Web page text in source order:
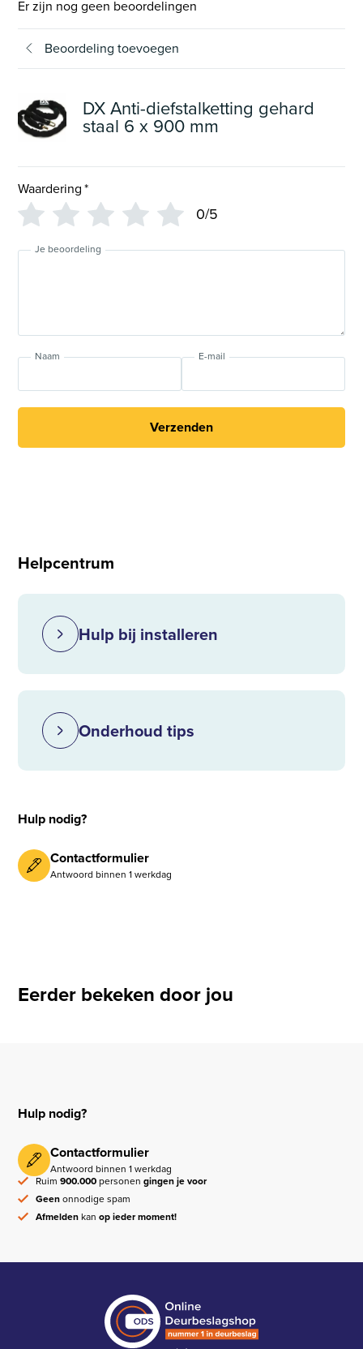
Er zijn nog geen beoordelingen
Beoordeling toevoegen
DX Anti-diefstalketting gehard
staal 6 x 900 mm
Waardering*
0/5
Je beoordeling
Naam E-mail
Verzenden
Helpcentrum
Hulp bij installeren
Onderhoud tips
Hulp nodig?
Contactformulier
Antwoord binnen 1 werkdag
Eerder bekeken door jou
Hulp nodig?
Contactformulier
Antwoord binnen 1 werkdag
Ruim900.000personengingen je voor
Geenonnodige spam
Afmeldenkanop ieder moment!